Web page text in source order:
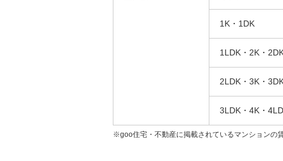
1K・1DK
1LDK・2K・
2LDK・3K・
3LDK・4K・
※goo住宅・不動産に掲載されているマンションの